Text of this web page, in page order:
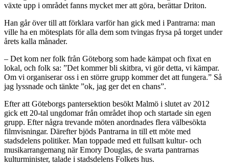
växte upp i området fanns mycket mer att göra, berättar Driton.
Han går över till att förklara varför han gick med i Pantrarna: man
ville ha en mötesplats för alla dem som tvingas frysa på torget under
årets kalla månader.
– Det kom ner folk från Göteborg som hade kämpat och fixat en
lokal, och folk sa: ”Det kommer bli skitbra, vi gör detta, vi kämpar.
Om vi organiserar oss i en större grupp kommer det att fungera.” Så
jag lyssnade och tänkte ”ok, jag ger det en chans”.
Efter att Göteborgs pantersektion besökt Malmö i slutet av 2012
gick ett 20-tal ungdomar från området ihop och startade sin egen
grupp. Efter några trevande möten anordnades flera välbesökta
filmvisningar. Därefter bjöds Pantrarna in till ett möte med
stadsdelens politiker. Man toppade med ett fullsatt kultur- och
musikarrangemang när Emory Douglas, de svarta pantrarnas
kulturminister, talade i stadsdelens Folkets hus.